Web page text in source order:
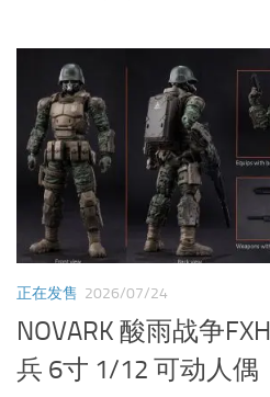
正在发售 2026/07/24
NOVARK 酸雨战争
兵 6寸 1/12 可动人偶